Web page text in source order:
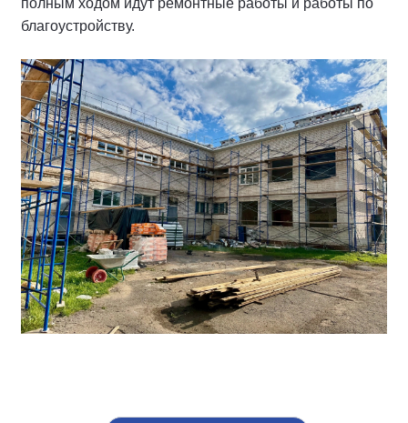
полным ходом идут ремонтные работы и работы по
благоустройству.